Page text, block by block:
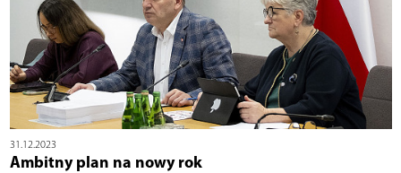
31.12.2023
Ambitny plan na nowy rok